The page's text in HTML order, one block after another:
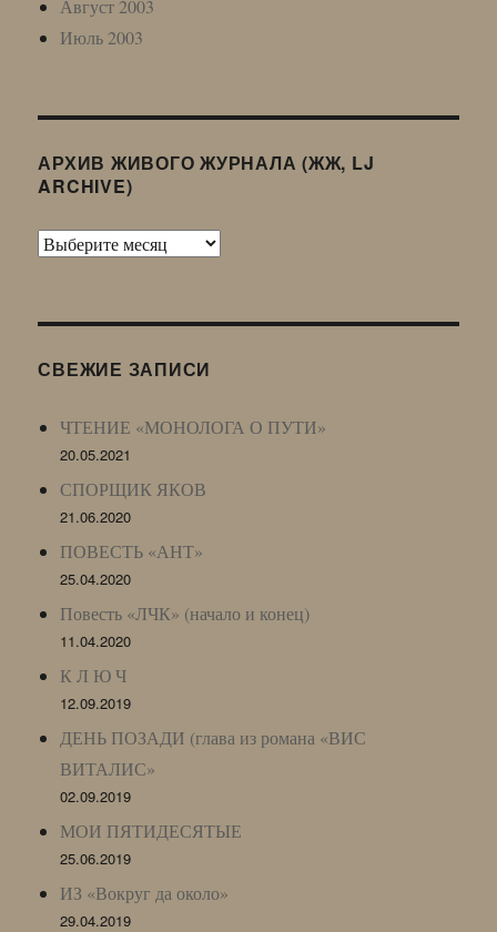
Август 2003
Июль 2003
АРХИВ ЖИВОГО ЖУРНАЛА (ЖЖ, LJ
ARCHIVE)
Архив
LJ
СВЕЖИЕ ЗАПИСИ
ЧТЕНИЕ «МОНОЛОГА О ПУТИ»
20.05.2021
СПОРЩИК ЯКОВ
21.06.2020
ПОВЕСТЬ «АНТ»
25.04.2020
Повесть «ЛЧК» (начало и конец)
11.04.2020
К Л Ю Ч
12.09.2019
ДЕНЬ ПОЗАДИ (глава из романа «ВИС
ВИТАЛИС»
02.09.2019
МОИ ПЯТИДЕСЯТЫЕ
25.06.2019
ИЗ «Вокруг да около»
29.04.2019